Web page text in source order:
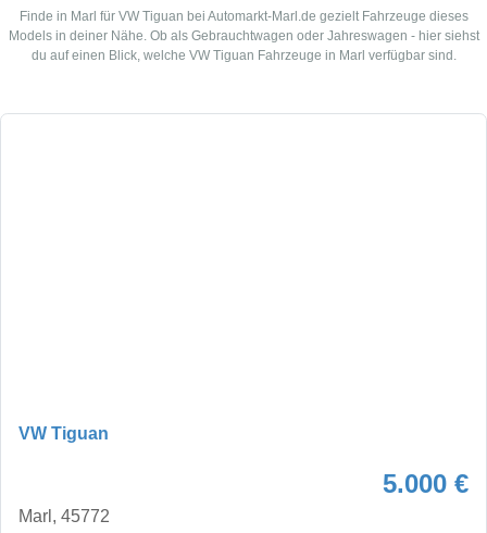
Finde in Marl für VW Tiguan bei Automarkt-Marl.de gezielt Fahrzeuge dieses
Models in deiner Nähe. Ob als Gebrauchtwagen oder Jahreswagen - hier siehst
du auf einen Blick, welche VW Tiguan Fahrzeuge in Marl verfügbar sind.
VW Tiguan
5.000 €
Marl, 45772